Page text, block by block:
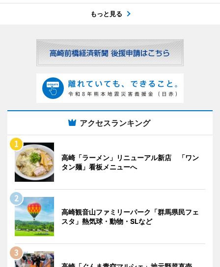
もっと見る
アクセスランキング
高崎「ラーメン」リニューアル新店 「ワン
タン麺」看板メニューへ
高崎観音山ファミリーパーク「群馬県民フェ
スタ」熱気球・動物・SLなど